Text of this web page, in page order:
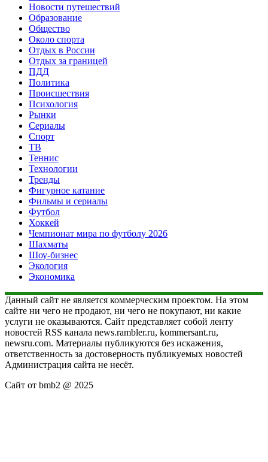
Новости путешествий
Образование
Общество
Около спорта
Отдых в России
Отдых за границей
ПДД
Политика
Происшествия
Психология
Рынки
Сериалы
Спорт
ТВ
Теннис
Технологии
Тренды
Фигурное катание
Фильмы и сериалы
Футбол
Хоккей
Чемпионат мира по футболу 2026
Шахматы
Шоу-бизнес
Экология
Экономика
Данный сайт не является коммерческим проектом. На этом
сайте ни чего не продают, ни чего не покупают, ни какие
услуги не оказываются. Сайт представляет собой ленту
новостей RSS канала news.rambler.ru, kommersant.ru,
newsru.com. Материалы публикуются без искажения,
ответственность за достоверность публикуемых новостей
Администрация сайта не несёт.
Сайт от bmb2 @ 2025